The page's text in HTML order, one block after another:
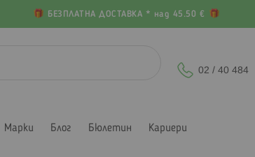
БЕЗПЛАТНА ДОСТАВКА * над 45.50 €
02 / 40 484
Марки Блог Бюлетин Кариери